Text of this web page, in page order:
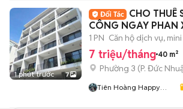
1 phút trước 7
CHO THUÊ
CÔNG NGAY PHAN
1 PN Căn hộ dịch vụ, mini
7 triệu/tháng 40 m²
Phường 3 (P. Đức
Tiên Hoàng Happy